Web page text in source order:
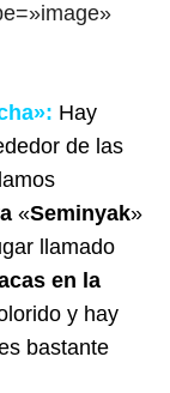
Hay
de las
«Seminyak»
llamado
en la
y hay
bastante